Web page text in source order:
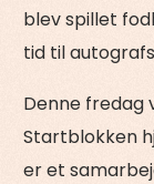
blev spillet
tid til
Denne fredag
Startblokken
er et